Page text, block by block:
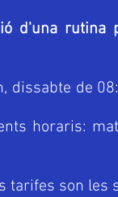
d'una rutina
dissabte de
horaris:
tarifes son les